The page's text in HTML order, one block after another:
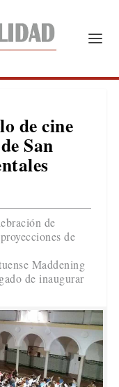
de cine
San
de
de
Maddening
de inaugurar